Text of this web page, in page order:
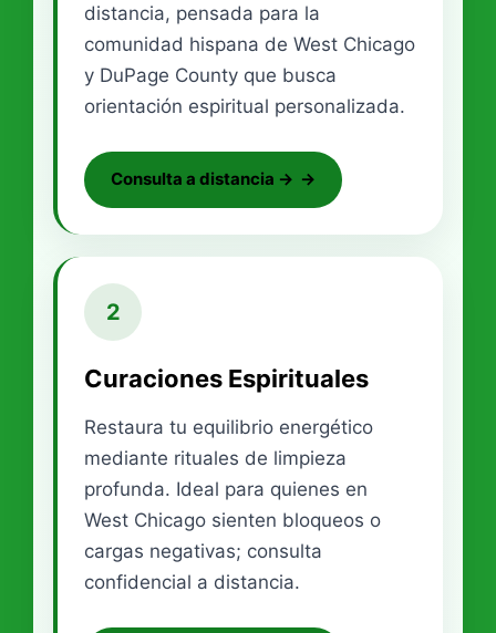
distancia, pensada para la
comunidad hispana de West Chicago
y DuPage County que busca
orientación espiritual personalizada.
Consulta a distancia →
2
Curaciones Espirituales
Restaura tu equilibrio energético
mediante rituales de limpieza
profunda. Ideal para quienes en
West Chicago sienten bloqueos o
cargas negativas; consulta
confidencial a distancia.